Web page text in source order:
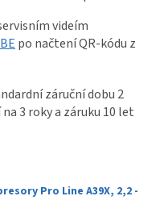
videím
po načtení QR-kódu z
záruční dobu 2
3 roky a záruku 10 let
Pro Line A39X, 2,2 -